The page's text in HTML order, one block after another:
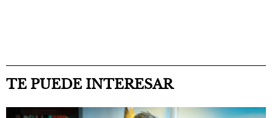
TE PUEDE INTERESAR